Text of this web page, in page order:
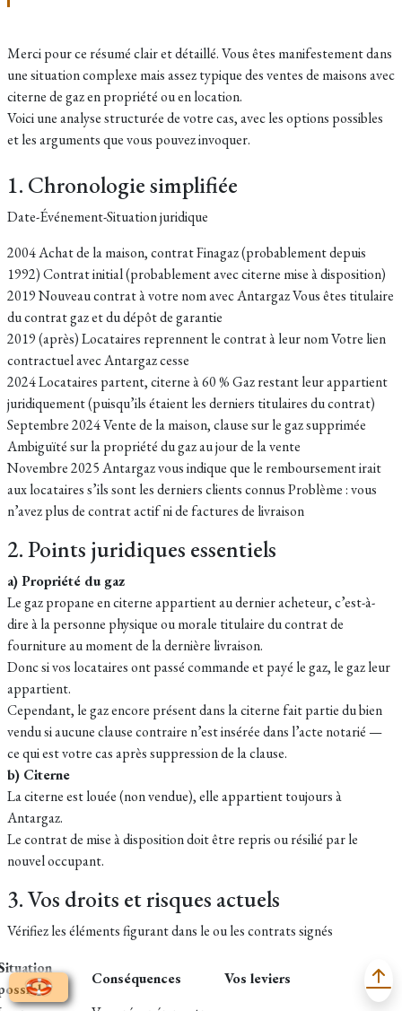
Merci pour ce résumé clair et détaillé. Vous êtes manifestement dans
une situation complexe mais assez typique des ventes de maisons avec
citerne de gaz en propriété ou en location.
Voici une analyse structurée de votre cas, avec les options possibles
et les arguments que vous pouvez invoquer.
1. Chronologie simplifiée
Date-Événement-Situation juridique
2004 Achat de la maison, contrat Finagaz (probablement depuis
1992) Contrat initial (probablement avec citerne mise à disposition)
2019 Nouveau contrat à votre nom avec Antargaz Vous êtes titulaire
du contrat gaz et du dépôt de garantie
2019 (après) Locataires reprennent le contrat à leur nom Votre lien
contractuel avec Antargaz cesse
2024 Locataires partent, citerne à 60 % Gaz restant leur appartient
juridiquement (puisqu’ils étaient les derniers titulaires du contrat)
Septembre 2024 Vente de la maison, clause sur le gaz supprimée
Ambiguïté sur la propriété du gaz au jour de la vente
Novembre 2025 Antargaz vous indique que le remboursement irait
aux locataires s’ils sont les derniers clients connus Problème : vous
n’avez plus de contrat actif ni de factures de livraison
2. Points juridiques essentiels
a) Propriété du gaz
Le gaz propane en citerne appartient au dernier acheteur, c’est-à-
dire à la personne physique ou morale titulaire du contrat de
fourniture au moment de la dernière livraison.
Donc si vos locataires ont passé commande et payé le gaz, le gaz leur
appartient.
Cependant, le gaz encore présent dans la citerne fait partie du bien
vendu si aucune clause contraire n’est insérée dans l’acte notarié —
ce qui est votre cas après suppression de la clause.
b) Citerne
La citerne est louée (non vendue), elle appartient toujours à
Antargaz.
Le contrat de mise à disposition doit être repris ou résilié par le
nouvel occupant.
3. Vos droits et risques actuels
Vérifiez les éléments figurant dans le ou les contrats signés
Conséquences
Vos leviers